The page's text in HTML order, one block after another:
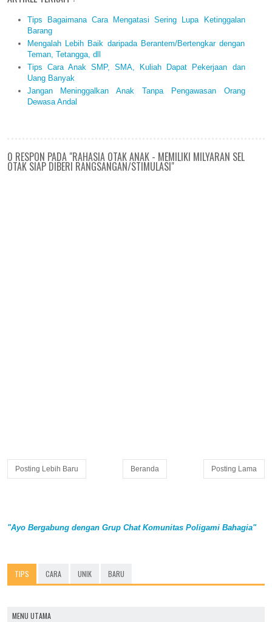
Tips Bagaimana Cara Mengatasi Sering Lupa Ketinggalan
Barang
Mengalah Lebih Baik daripada Berantem/Bertengkar dengan
Teman, Tetangga, dll
Tips Cara Anak SMP, SMA, Kuliah Dapat Pekerjaan dan
Uang Banyak
Jangan Meninggalkan Anak Tanpa Pengawasan Orang
Dewasa Andal
0 RESPON PADA "RAHASIA OTAK ANAK - MEMILIKI MILYARAN SEL
OTAK SIAP DIBERI RANGSANGAN/STIMULASI"
Posting Lebih Baru Posting Lama
Beranda
"Ayo Bergabung dengan Grup Chat Komunitas Poligami Bahagia"
TIPS CARA UNIK BARU
MENU UTAMA